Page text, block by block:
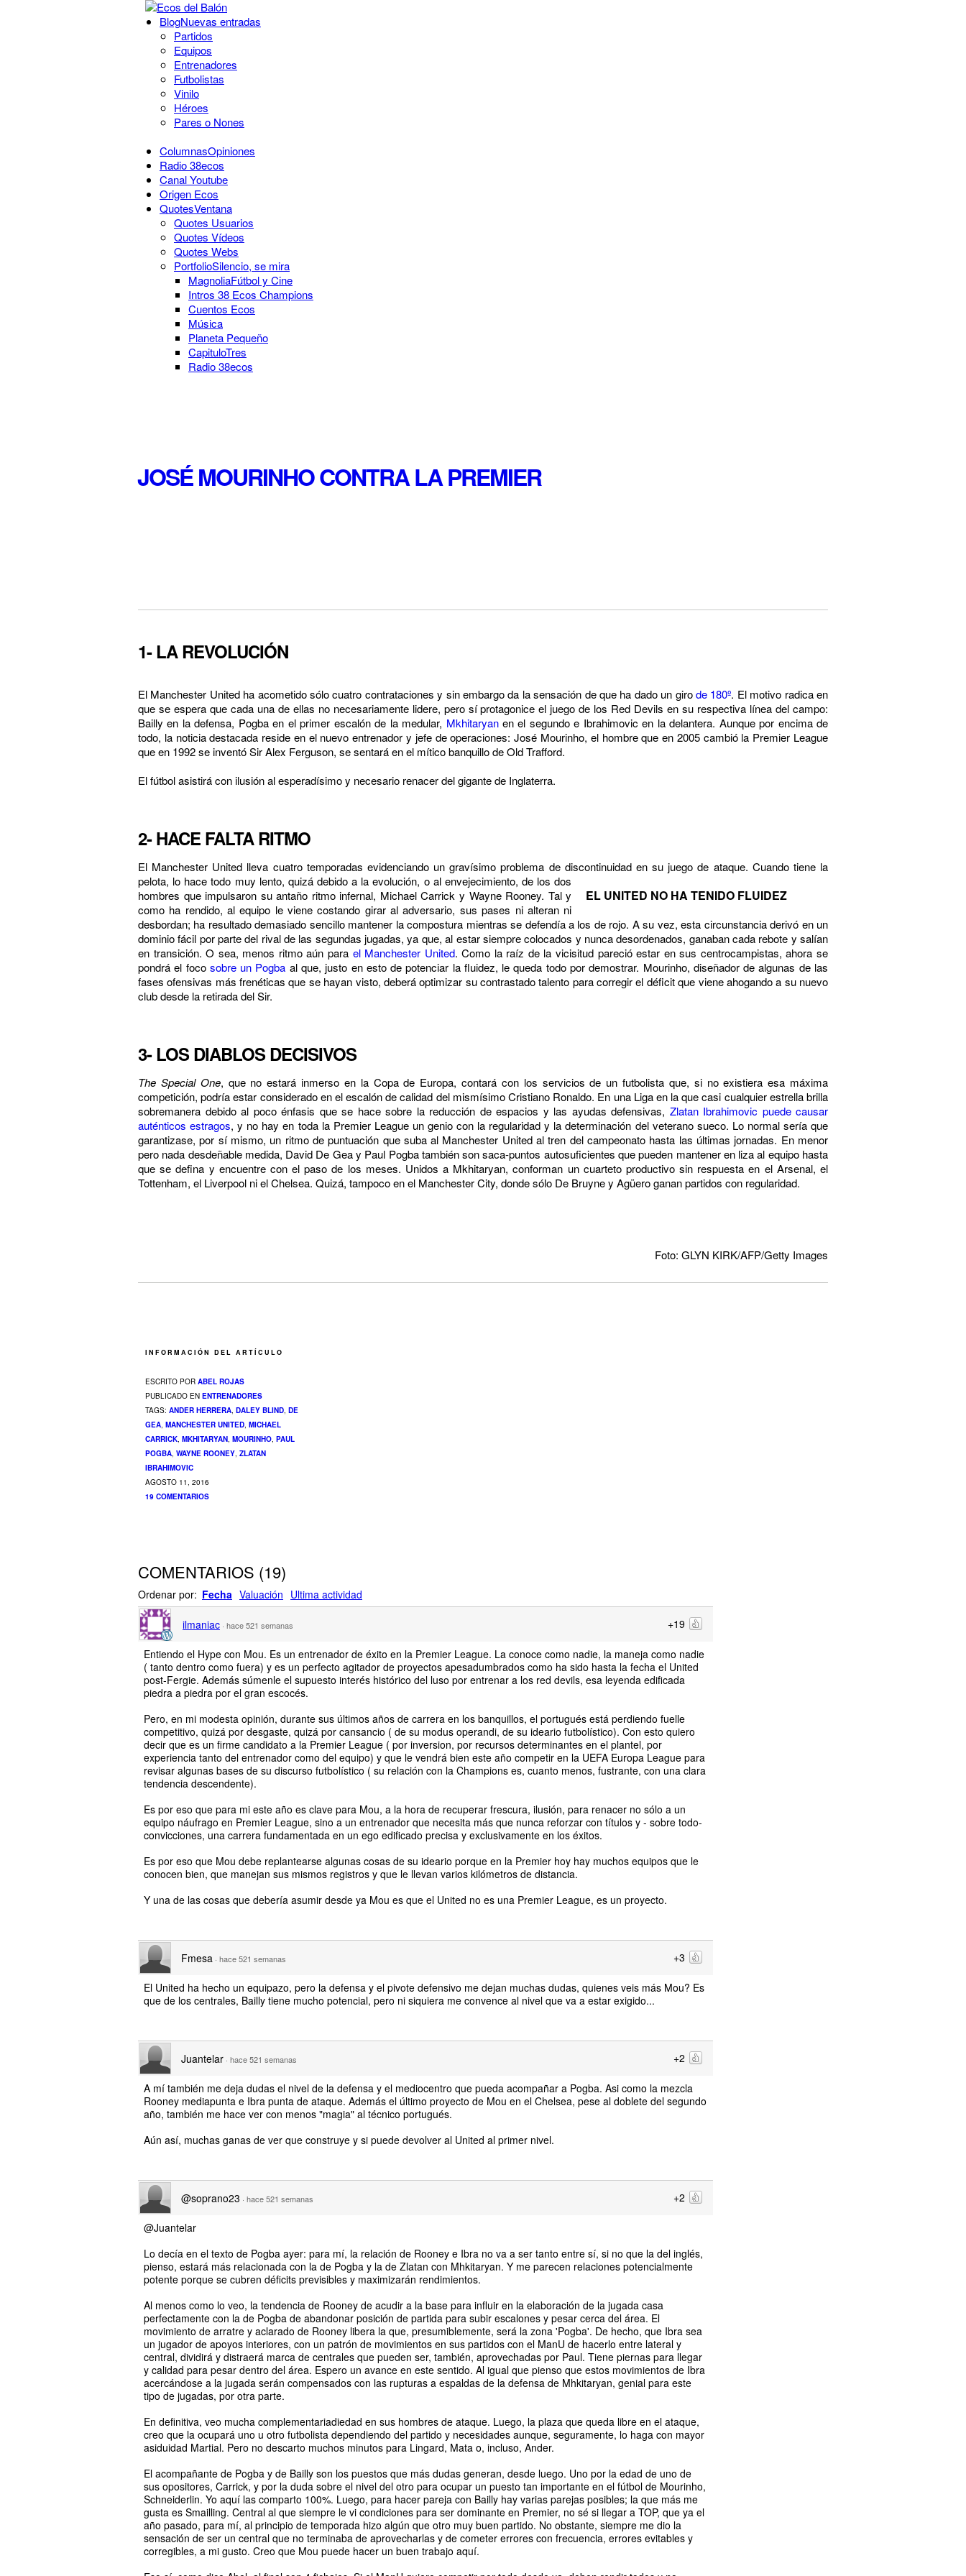
BlogNuevas entradas
Partidos
Equipos
Entrenadores
Futbolistas
Vinilo
Héroes
Pares o Nones
ColumnasOpiniones
Radio 38ecos
Canal Youtube
Origen Ecos
QuotesVentana
Quotes Usuarios
Quotes Vídeos
Quotes Webs
PortfolioSilencio, se mira
MagnoliaFútbol y Cine
Intros 38 Ecos Champions
Cuentos Ecos
Música
Planeta Pequeño
CapituloTres
Radio 38ecos
JOSÉ MOURINHO CONTRA LA PREMIER
1- LA REVOLUCIÓN
El Manchester United ha acometido sólo cuatro contrataciones y sin embargo da la sensación de que ha dado un girode 180º. El motivo radica en
que se espera que cada una de ellas no necesariamente lidere, pero sí protagonice el juego de los Red Devils en su respectiva línea del campo:
Bailly en la defensa, Pogba en el primer escalón de la medular, Mkhitaryanen el segundo e Ibrahimovic en la delantera. Aunque por encima de
todo, la noticia destacada reside en el nuevo entrenador y jefe de operaciones: José Mourinho, el hombre que en 2005 cambió la Premier League
que en 1992 se inventó Sir Alex Ferguson, se sentará en el mítico banquillo de Old Trafford.
El fútbol asistirá con ilusión al esperadísimo y necesario renacer del gigante de Inglaterra.
2- HACE FALTA RITMO
El Manchester United lleva cuatro temporadas evidenciando un gravísimo problema de discontinuidad en su juego de ataque. Cuando
EL UNITED NO HA TENIDO FLUIDEZ
tiene la
pelota, lo hace todo muy lento, quizá debido a la evolución, o al envejecimiento, de los dos
hombres que impulsaron su antaño ritmo infernal, Michael Carrick y Wayne Rooney. Tal y
como ha rendido, al equipo le viene costando girar al adversario, sus pases ni alteran ni
desbordan; ha resultado demasiado sencillo mantener la compostura mientras se defendía a los de rojo. A su vez, esta circunstancia derivó en un
dominio fácil por parte del rival de las segundas jugadas, ya que, al estar siempre colocados y nunca desordenados, ganaban cada rebote y salían
en transición. O sea, menos ritmo aún parael Manchester United. Como la raíz de la vicisitud pareció estar en sus centrocampistas, ahora se
pondrá el foco sobre un Pogba al que, justo en esto de potenciar la fluidez, le queda todo por demostrar. Mourinho, diseñador de algunas de las
fases ofensivas más frenéticas que se hayan visto, deberá optimizar su contrastado talento para corregir el déficit que viene ahogando a su nuevo
club desde la retirada del Sir.
3- LOS DIABLOS DECISIVOS
The Special One, que no estará inmerso en la Copa de Europa, contará con los servicios de un futbolista que, si no existiera esa máxima
competición, podría estar considerado en el escalón de calidad del mismísimo Cristiano Ronaldo. En una Liga en la que casi cualquier estrella brilla
sobremanera debido al poco énfasis que se hace sobre la reducción de espacios y las ayudas defensivas, Zlatan Ibrahimovic puede causar
auténticos estragos, y no hay en toda la Premier League un genio con la regularidad y la determinación del veterano sueco. Lo normal sería que
garantizase, por sí mismo, un ritmo de puntuación que suba al Manchester United al tren del campeonato hasta las últimas jornadas. En menor
pero nada desdeñable medida, David De Gea y Paul Pogba también son saca-puntos autosuficientes que pueden mantener en liza al equipo hasta
que se defina y encuentre con el paso de los meses. Unidos a Mkhitaryan, conforman un cuarteto productivo sin respuesta en el Arsenal, el
Tottenham, el Liverpool ni el Chelsea. Quizá, tampoco en el Manchester City, donde sólo De Bruyne y Agüero ganan partidos con regularidad.
Foto: GLYN KIRK/AFP/Getty Images
INFORMACIÓN DEL ARTÍCULO
ESCRITO POR ABEL ROJAS
PUBLICADO EN ENTRENADORES
TAGS: ANDER HERRERA, DALEY BLIND, DE
GEA, MANCHESTER UNITED, MICHAEL
CARRICK, MKHITARYAN, MOURINHO, PAUL
POGBA, WAYNE ROONEY, ZLATAN
IBRAHIMOVIC
AGOSTO 11, 2016
19 COMENTARIOS
COMENTARIOS (19)
Ordenar por: Fecha Valuación Ultima actividad
+19
ilmaniac · hace 521 semanas
Entiendo el Hype con Mou. Es un entrenador de éxito en la Premier League. La conoce como nadie, la maneja como nadie
( tanto dentro como fuera) y es un perfecto agitador de proyectos apesadumbrados como ha sido hasta la fecha el United
post-Fergie. Además súmenle el supuesto interés histórico del luso por entrenar a los red devils, esa leyenda edificada
piedra a piedra por el gran escocés.
Pero, en mi modesta opinión, durante sus últimos años de carrera en los banquillos, el portugués está perdiendo fuelle
competitivo, quizá por desgaste, quizá por cansancio ( de su modus operandi, de su ideario futbolístico). Con esto quiero
decir que es un firme candidato a la Premier League ( por inversion, por recursos determinantes en el plantel, por
experiencia tanto del entrenador como del equipo) y que le vendrá bien este año competir en la UEFA Europa League para
revisar algunas bases de su discurso futbolístico ( su relación con la Champions es, cuanto menos, fustrante, con una clara
tendencia descendente).
Es por eso que para mi este año es clave para Mou, a la hora de recuperar frescura, ilusión, para renacer no sólo a un
equipo náufrago en Premier League, sino a un entrenador que necesita más que nunca reforzar con títulos y - sobre todo-
convicciones, una carrera fundamentada en un ego edificado precisa y exclusivamente en los éxitos.
Es por eso que Mou debe replantearse algunas cosas de su ideario porque en la Premier hoy hay muchos equipos que le
conocen bien, que manejan sus mismos registros y que le llevan varios kilómetros de distancia.
Y una de las cosas que debería asumir desde ya Mou es que el United no es una Premier League, es un proyecto.
+3
Fmesa · hace 521 semanas
El United ha hecho un equipazo, pero la defensa y el pivote defensivo me dejan muchas dudas, quienes veis más Mou? Es
que de los centrales, Bailly tiene mucho potencial, pero ni siquiera me convence al nivel que va a estar exigido...
+2
Juantelar · hace 521 semanas
A mí también me deja dudas el nivel de la defensa y el mediocentro que pueda acompañar a Pogba. Asi como la mezcla
Rooney mediapunta e Ibra punta de ataque. Además el último proyecto de Mou en el Chelsea, pese al doblete del segundo
año, también me hace ver con menos "magia" al técnico portugués.
Aún así, muchas ganas de ver que construye y si puede devolver al United al primer nivel.
+2
@soprano23 · hace 521 semanas
@Juantelar
Lo decía en el texto de Pogba ayer: para mí, la relación de Rooney e Ibra no va a ser tanto entre sí, si no que la del inglés,
pienso, estará más relacionada con la de Pogba y la de Zlatan con Mhkitaryan. Y me parecen relaciones potencialmente
potente porque se cubren déficits previsibles y maximizarán rendimientos.
Al menos como lo veo, la tendencia de Rooney de acudir a la base para influir en la elaboración de la jugada casa
perfectamente con la de Pogba de abandonar posición de partida para subir escalones y pesar cerca del área. El
movimiento de arratre y aclarado de Rooney libera la que, presumiblemente, será la zona 'Pogba'. De hecho, que Ibra sea
un jugador de apoyos interiores, con un patrón de movimientos en sus partidos con el ManU de hacerlo entre lateral y
central, dividirá y distraerá marca de centrales que pueden ser, también, aprovechadas por Paul. Tiene piernas para llegar
y calidad para pesar dentro del área. Espero un avance en este sentido. Al igual que pienso que estos movimientos de Ibra
acercándose a la jugada serán compensados con las rupturas a espaldas de la defensa de Mhkitaryan, genial para este
tipo de jugadas, por otra parte.
En definitiva, veo mucha complementariadiedad en sus hombres de ataque. Luego, la plaza que queda libre en el ataque,
creo que la ocupará uno u otro futbolista dependiendo del partido y necesidades aunque, seguramente, lo haga con mayor
asiduidad Martial. Pero no descarto muchos minutos para Lingard, Mata o, incluso, Ander.
El acompañante de Pogba y de Bailly son los puestos que más dudas generan, desde luego. Uno por la edad de uno de
sus opositores, Carrick, y por la duda sobre el nivel del otro para ocupar un puesto tan importante en el fútbol de Mourinho,
Schneiderlin. Yo aquí las comparto 100%. Luego, para hacer pareja con Bailly hay varias parejas posibles; la que más me
gusta es Smailling. Central al que siempre le vi condiciones para ser dominante en Premier, no sé si llegar a TOP, que ya el
año pasado, para mí, al principio de temporada hizo algún que otro muy buen partido. No obstante, siempre me dio la
sensación de ser un central que no terminaba de aprovecharlas y de cometer errores con frecuencia, errores evitables y
corregibles, a mi gusto. Creo que Mou puede hacer un buen trabajo aquí.